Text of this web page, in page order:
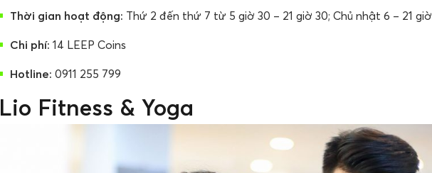
Thời gian hoạt động: Thứ 2 đến thứ 7 từ 5 giờ 30 – 21 giờ 30; Chủ nhật 6 – 21 giờ
Chi phí: 14 LEEP Coins
Hotline: 0911 255 799
Lio Fitness & Yoga